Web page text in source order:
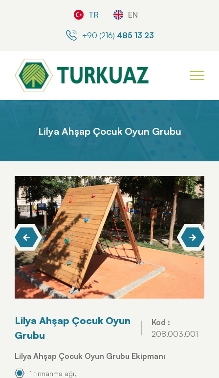
TR EN
+90 (216) 485 13 23
Lilya Ahşap Çocuk Oyun Grubu
Lilya Ahşap Çocuk Oyun
Grubu
Kod :
208.003.001
Lilya Ahşap Çocuk Oyun Grubu Ekipmanı
1 tırmanma ağı,